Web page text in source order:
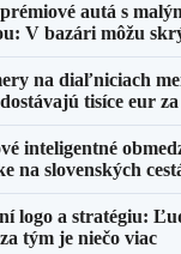
autá s
V bazári môžu
na diaľniciach
tisíce eur za
inteligentné
na slovenských
logo a stratégiu:
tým je niečo viac